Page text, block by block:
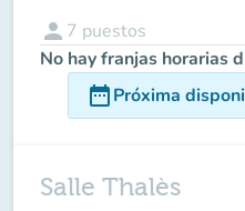
person 7 puestos
No hay franjas horarias
date_rangePróxima
Salle Thalès